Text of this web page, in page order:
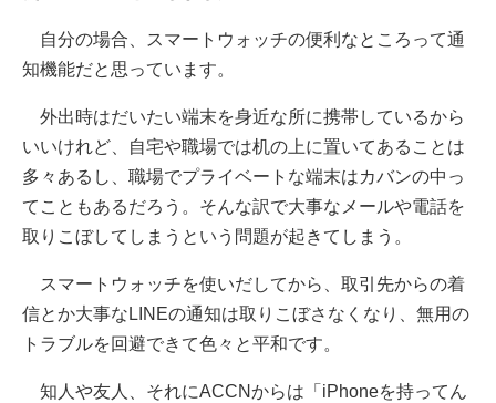
自分の場合、スマートウォッチの便利なところって通
知機能だと思っています。
外出時はだいたい端末を身近な所に携帯しているから
いいけれど、自宅や職場では机の上に置いてあることは
多々あるし、職場でプライベートな端末はカバンの中っ
てこともあるだろう。そんな訳で大事なメールや電話を
取りこぼしてしまうという問題が起きてしまう。
スマートウォッチを使いだしてから、取引先からの着
信とか大事なLINEの通知は取りこぼさなくなり、無用の
トラブルを回避できて色々と平和です。
知人や友人、それにACCNからは「iPhoneを持ってん